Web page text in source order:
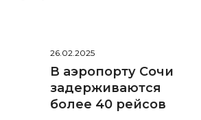
26.02.2025
В аэропорту Сочи
задерживаются
более 40 рейсов